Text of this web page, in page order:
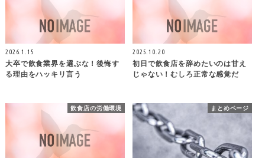
2026.1.15
大卒で飲食業界を選ぶな！後悔す
る理由をハッキリ言う
2025.10.20
初日で飲食店を辞めたいのは甘え
じゃない！むしろ正常な感覚だ
飲食店の労働環境 まとめページ